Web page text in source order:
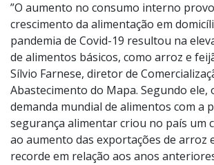
”O aumento no consumo interno
crescimento da alimentação em
pandemia de Covid-19 resultou na
de alimentos básicos, como arroz e
Sílvio Farnese, diretor de
Abastecimento do Mapa. Segundo ele,
demanda mundial de alimentos com a
segurança alimentar criou no país um
ao aumento das exportações de arroz
recorde em relação aos anos